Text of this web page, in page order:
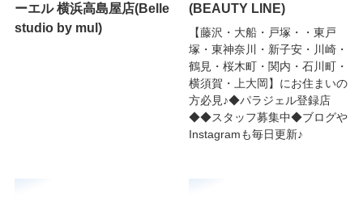
ーエル 横浜高島屋店(Belle
studio by mul)
(BEAUTY LINE)
【藤沢・大船・戸塚・・東戸
塚・東神奈川・新子安・川崎・
鶴見・桜木町・関内・石川町・
横須賀・上大岡】にお住まいの
方必見♪◆パラジェル登録店
◆◆スタッフ募集中◆ブログや
Instagramも毎日更新♪